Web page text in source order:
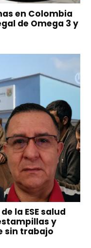
en Colombia
de Omega 3 y
la ESE salud
y
sin trabajo